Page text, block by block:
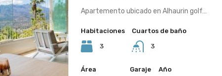
Apartemento ubicado en Alhaurin golf…
Habitaciones
3
Cuartos de baño
3
Área Garaje Año